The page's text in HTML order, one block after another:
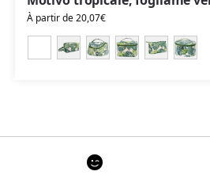
À partir de20,07€